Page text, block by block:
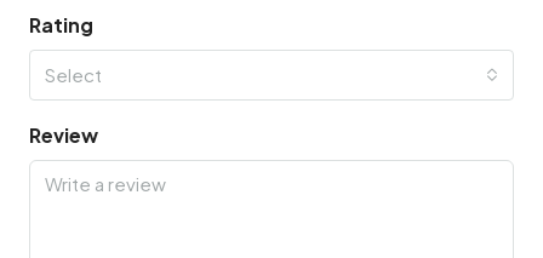
Rating
Select
Review